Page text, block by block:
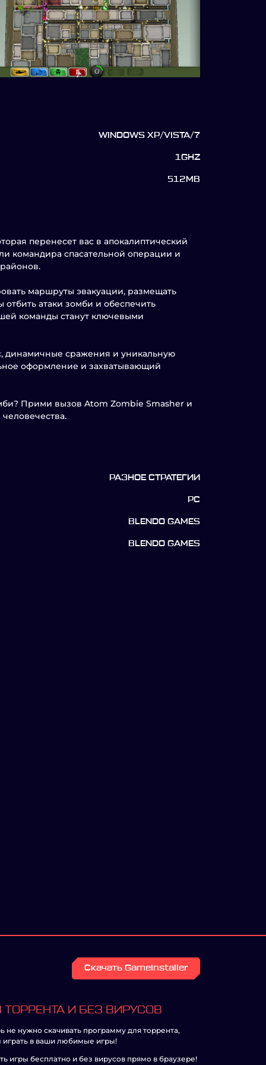
WINDOWS XP/VISTA/7
1GHZ
512MB
перенесет вас в апокалиптический
командира спасательной операции и
маршруты эвакуации, размещать
атаки зомби и обеспечить
команды станут ключевыми
динамичные сражения и уникальную
оформление и захватывающий
Прими вызов Atom Zombie Smasher и
РАЗНОЕ СТРАТЕГИИ
PC
BLENDO GAMES
BLENDO GAMES
Скачать GameInstaller
ТОРРЕНТА И БЕЗ ВИРУСОВ
не нужно скачивать программу для торрента,
играть в ваши любимые игры!
игры бесплатно и без вирусов прямо в браузере!